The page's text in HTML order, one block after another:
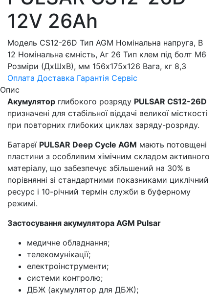
12V 26Ah
Модель CS12-26D Тип AGM Номінальна напруга, В
12 Номінальна ємність, Аг 26 Тип клем під болт М6
Розміри (ДхШхВ), мм 156х175х126 Вага, кг 8,3
Оплата Доставка Гарантія Сервіс
Опис
Акумулятор глибокого розряду PULSAR CS12-26D
призначені для стабільної віддачі великої місткості
при повторних глибоких циклах заряду-розряду.
Батареї PULSAR Deep Cycle AGM мають потовщені
пластини з особливим хімічним складом активного
матеріалу, що забезпечує збільшений на 30% в
порівнянні зі стандартними показниками циклічний
ресурс і 10-річний термін служби в буферному
режимі.
Застосування акумулятора AGM Pulsar
медичне обладнання;
телекомунікації;
електроінструменти;
системи контролю;
ДБЖ (акумулятор для ДБЖ);